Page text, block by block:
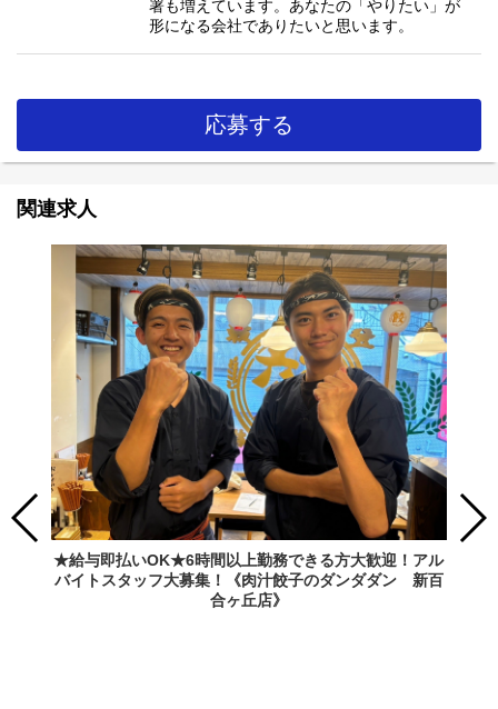
署も増えています。あなたの「やりたい」が
形になる会社でありたいと思います。
応募する
関連求人
★給与即払いOK★6時間以上勤務できる方大歓迎！アル
バイトスタッフ大募集！《肉汁餃子のダンダダン 新百
合ヶ丘店》